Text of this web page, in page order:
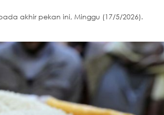
akhir pekan ini, Minggu (17/5/2026).